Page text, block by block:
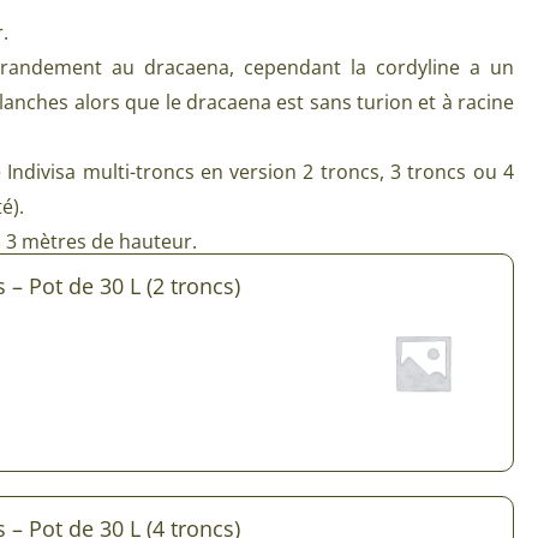
BIO
en mélange
& Plantes utiles
semis de printemps
semis d’été
& Graines Spéciales grand
Plantes pour salle de bain
Plantes de bureau
Plantes tropicales d’intérieur
Plantes increvables
au dracaena, cependant la cordyline a un
alors que le dracaena est sans turion et à racine
multi-troncs en version 2 troncs, 3 troncs ou 4
mètres de hauteur.
Pot de 30 L (2 troncs)
Pot de 30 L (4 troncs)